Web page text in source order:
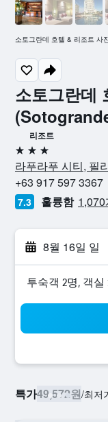
소토그란데
리조트
3성급
라푸라푸 시티, 필
+63 917 597 3367
7.3 훌륭함
8월 16일 일
투숙객 2​명, ​객실
특가49,572원/최저
소토그란데 호텔 & 리조트 사